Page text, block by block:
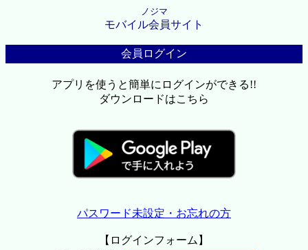
ノジマ
モバイル会員サイト
会員ログイン
アプリを使うと簡単にログインができる!!
ダウンロードはこちら
パスワード未設定・お忘れの方
【ログインフォーム】